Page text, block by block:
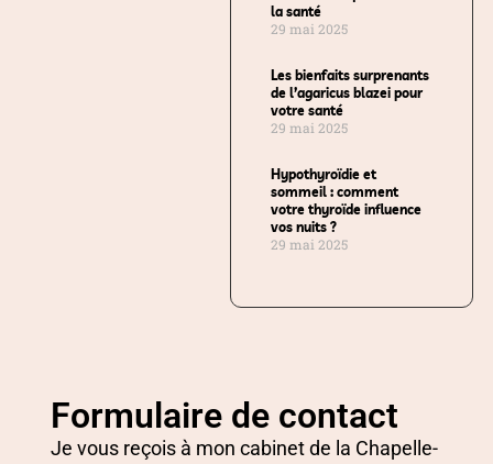
la santé
29 mai 2025
Les bienfaits surprenants
de l’agaricus blazei pour
votre santé
29 mai 2025
Hypothyroïdie et
sommeil : comment
votre thyroïde influence
vos nuits ?
29 mai 2025
Formulaire de contact
Je vous reçois à mon cabinet de la Chapelle-